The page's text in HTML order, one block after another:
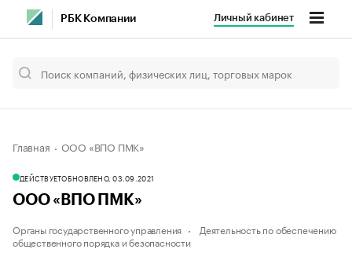
РБК Компании Личный кабинет
Главная ООО «ВПО ПМК»
ДЕЙСТВУЕТОБНОВЛЕНО, 03.09.2021
ООО «ВПО ПМК»
Органы государственного управления
Деятельность по обеспечению
общественного порядка и безопасности